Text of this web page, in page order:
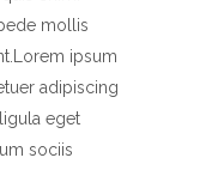
mollis
ipsum
adipiscing
eget
sociis